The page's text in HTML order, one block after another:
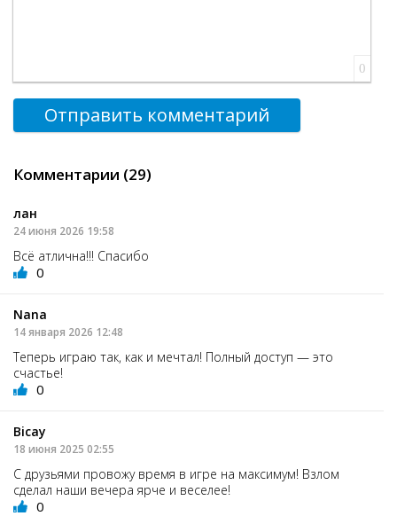
0
Отправить комментарий
Комментарии (29)
лан
24 июня 2026 19:58
Всё атлична!!! Спасибо
0
Nana
14 января 2026 12:48
Теперь играю так, как и мечтал! Полный доступ — это
счастье!
0
Bicay
18 июня 2025 02:55
С друзьями провожу время в игре на максимум! Взлом
сделал наши вечера ярче и веселее!
0